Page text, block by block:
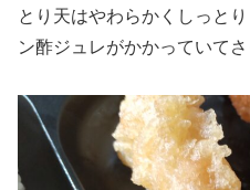
とり天はやわらかくしっと
ン酢ジュレがかかっていてさ